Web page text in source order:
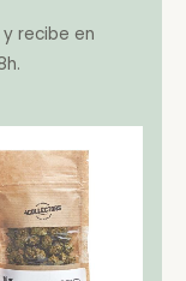
recibe en